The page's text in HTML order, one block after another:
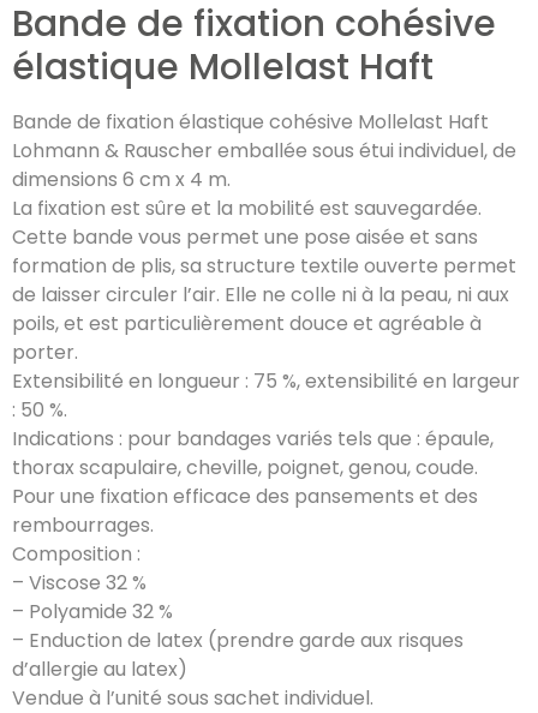
Bande de fixation cohésive
élastique Mollelast Haft
Bande de fixation élastique cohésive Mollelast Haft
Lohmann & Rauscher emballée sous étui individuel, de
dimensions 6 cm x 4 m.
La fixation est sûre et la mobilité est sauvegardée.
Cette bande vous permet une pose aisée et sans
formation de plis, sa structure textile ouverte permet
de laisser circuler l’air. Elle ne colle ni à la peau, ni aux
poils, et est particulièrement douce et agréable à
porter.
Extensibilité en longueur : 75 %, extensibilité en largeur
: 50 %.
Indications : pour bandages variés tels que : épaule,
thorax scapulaire, cheville, poignet, genou, coude.
Pour une fixation efficace des pansements et des
rembourrages.
Composition :
– Viscose 32 %
– Polyamide 32 %
– Enduction de latex (prendre garde aux risques
d’allergie au latex)
Vendue à l’unité sous sachet individuel.